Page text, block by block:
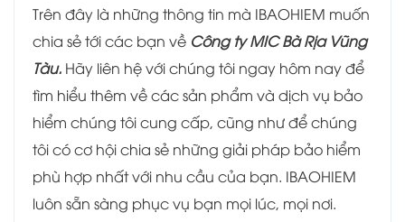
Trên đây là những thông tin mà IBAOHIEM muốn
chia sẻ tới các bạn về Công ty MIC Bà Rịa Vũng
Tàu. Hãy liên hệ với chúng tôi ngay hôm nay để
tìm hiểu thêm về các sản phẩm và dịch vụ bảo
hiểm chúng tôi cung cấp, cũng như để chúng
tôi có cơ hội chia sẻ những giải pháp bảo hiểm
phù hợp nhất với nhu cầu của bạn. IBAOHIEM
luôn sẵn sàng phục vụ bạn mọi lúc, mọi nơi.